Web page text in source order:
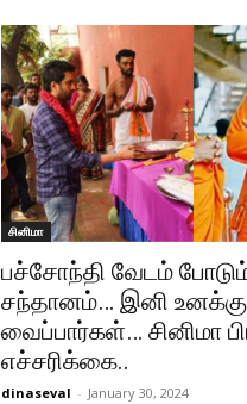
சினிமா
பச்சோந்தி வேடம்
சந்தானம்… இனி
வைப்பார்கள்… சினிமா
எச்சரிக்கை..
dinaseval - January 30, 2024